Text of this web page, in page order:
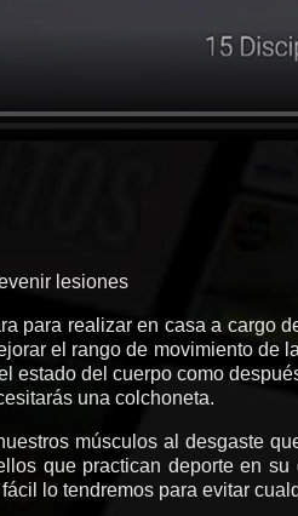
lesiones
para realizar en casa a cargo
el rango de movimiento
estado del cuerpo como
una colchoneta.
músculos al desgaste
que practican deporte en
lo tendremos para evitar